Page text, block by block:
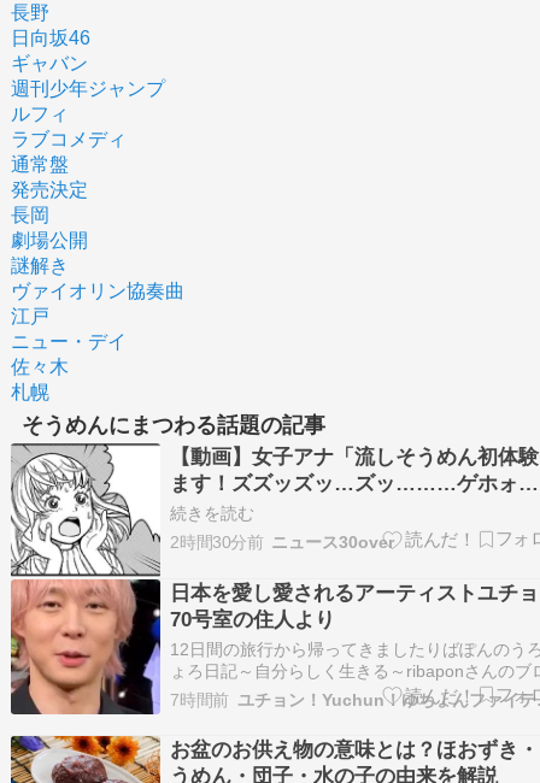
長野
日向坂46
ギャバン
週刊少年ジャンプ
ルフィ
ラブコメディ
通常盤
発売決定
長岡
劇場公開
謎解き
ヴァイオリン協奏曲
江戸
ニュー・デイ
佐々木
札幌
そうめんにまつわる話題の記事
【動画】女子アナ「流しそうめん初体
ます！ズズッズッ…ズッ………ゲホォ
ッ！」
続きを読む
2時間30分前 ニュース30over
日本を愛し愛されるアーティストユチ
70号室の住人より
12日間の旅行から帰ってきましたりばぽんのう
ょろ日記～自分らしく生きる～ribaponさんのブ
です。最近の記事は「東北旅行9日目竿燈祭りへ
（画像あり）」です。ameblo.jp1番最初に見た
は、70号室の住人テレビの大きな画面で見たか
た????????まず153cm…
7時間前 ユチョ
お盆のお供え物の意味とは？ほおずき
うめん・団子・水の子の由来を解説